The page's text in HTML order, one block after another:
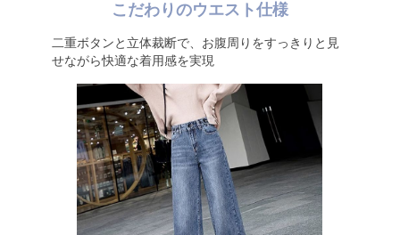
こだわりのウエスト仕様
二重ボタンと立体裁断で、お腹周りをすっきりと見
せながら快適な着用感を実現